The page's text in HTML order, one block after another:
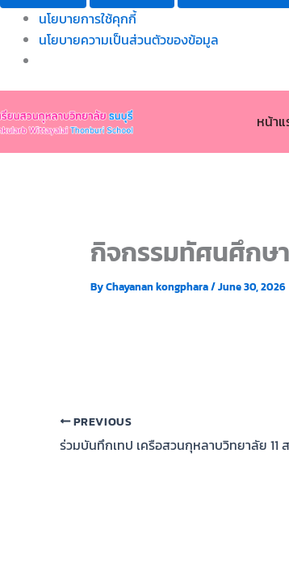
นโยบายการใช้คุกกี้
นโยบายความเป็นส่วนตัวของข้อมูล
หน้าแ
กิจกรรมทัศนศึกษ
ByChayanan kongphara/June 30, 2026
PREVIOUS
ร่วมบันทึกเทป เครือสวนกุหลาบวิทยาลัย 11